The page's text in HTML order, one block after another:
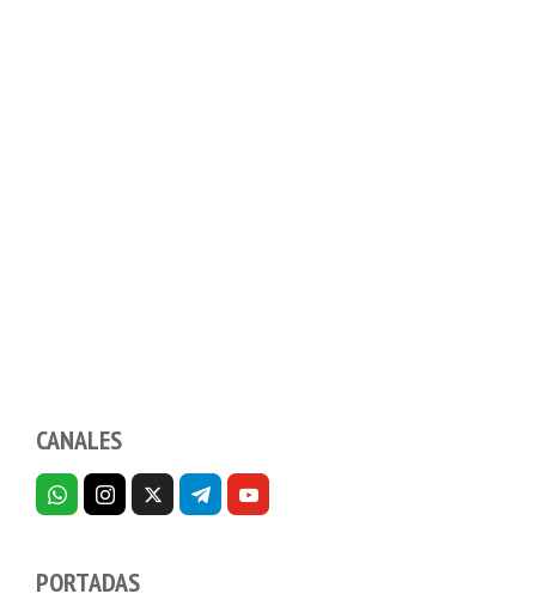
CANALES
PORTADAS